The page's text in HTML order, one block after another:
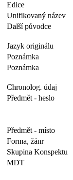
Edice
Unifikovaný název
Další původce
Jazyk originálu
Poznámka
Poznámka
Chronolog. údaj
Předmět - heslo
Předmět - místo
Forma, žánr
Skupina Konspektu
MDT